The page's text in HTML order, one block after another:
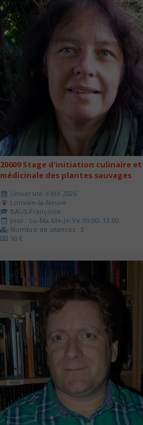
20609 Stage d'initiation culinaire et
médicinale des plantes sauvages
Université d'été 2026
Louvain-la-Neuve
BAUS Françoise
Jour : Lu-Ma-Me-Je-Ve 09:00- 13:00
Nombre de séances : 3
90 €